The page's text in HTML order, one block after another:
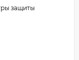
защиты